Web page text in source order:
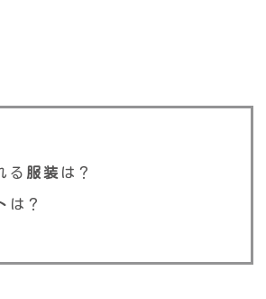
る 服装 は？
は？